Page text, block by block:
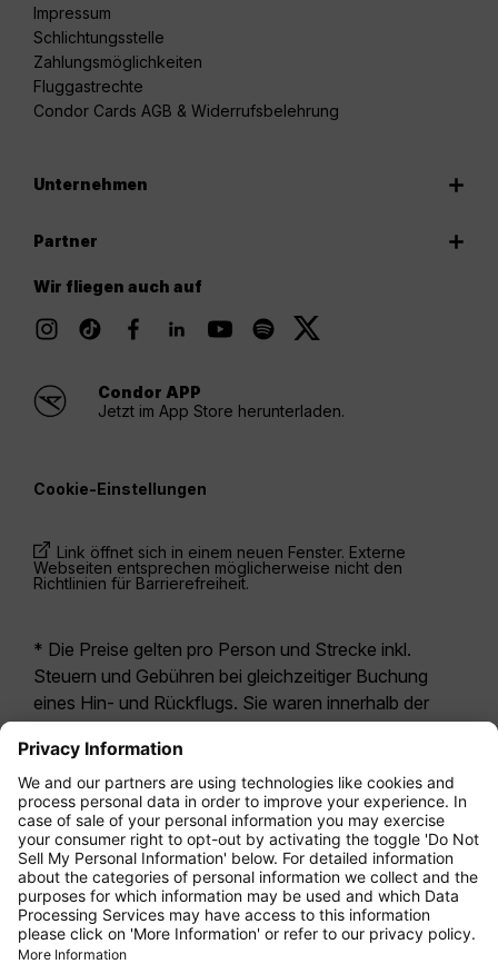
Impressum
Schlichtungsstelle
Zahlungsmöglichkeiten
Fluggastrechte
Condor Cards AGB & Widerrufsbelehrung
Unternehmen
Partner
Wir fliegen auch auf
Condor APP
Jetzt im App Store herunterladen.
Cookie-Einstellungen
Link öffnet sich in einem neuen Fenster. Externe
Webseiten entsprechen möglicherweise nicht den
Richtlinien für Barrierefreiheit.
* Die Preise gelten pro Person und Strecke inkl.
Steuern und Gebühren bei gleichzeitiger Buchung
eines Hin- und Rückflugs. Sie waren innerhalb der
möglicherweise nicht mehr aktuell. Bei den für die
Economy Class angegebenen Tarifen handelt es
sich i.d.R. um Economy Zero, unsere restriktivste
Tarifoption. Es können hierfür zusätzliche Gebühren
fürAufgabegepäck oder für andere optionale
Leistungen anfallen. Es gelten dieAllgemeinen
Geschäftsbedingungen .